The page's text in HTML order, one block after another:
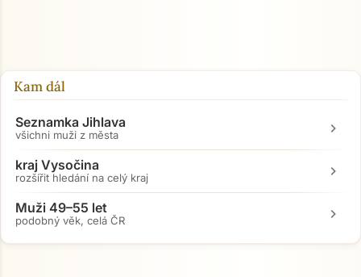
Kam dál
Seznamka Jihlava
všichni muži z města chevron_right
kraj Vysočina
rozšířit hledání na celý kraj chevron_right
Muži 49–55 let
podobný věk, celá ČR chevron_right